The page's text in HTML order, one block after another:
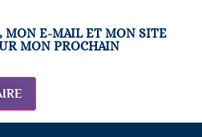
MON E-MAIL ET MON SITE
MON PROCHAIN